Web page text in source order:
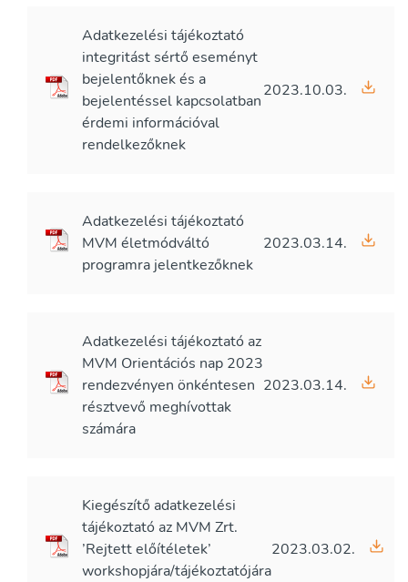
Adatkezelési tájékoztató
integritást sértő eseményt
bejelentőknek és a
bejelentéssel kapcsolatban
érdemi információval
rendelkezőknek
2023.10.03.
Adatkezelési tájékoztató
MVM életmódváltó
programra jelentkezőknek
2023.03.14.
Adatkezelési tájékoztató az
MVM Orientációs nap 2023
rendezvényen önkéntesen
résztvevő meghívottak
számára
2023.03.14.
Kiegészítő adatkezelési
tájékoztató az MVM Zrt.
’Rejtett előítéletek’
workshopjára/tájékoztatójára
2023.03.02.